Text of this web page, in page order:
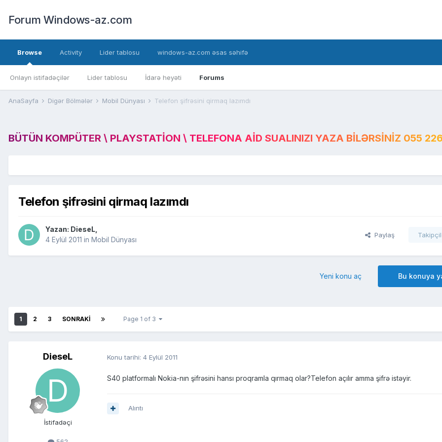
Forum Windows-az.com
Browse
Onlayn istifadəçilər Lider tablosu İdarə heyəti Forums
Activity Lider tablosu windows-az.com əsas səhifə
AnaSayfa Digər Bölmələr Mobil Dünyası Telefon şifrəsini qirmaq lazımdı
BÜTÜN KOMPÜTER \ PLAYSTATION \ TELEFONA AID SUALINIZI YAZA BILƏRSINIZ 055
Telefon şifrəsini qirmaq lazımdı
Yazan: DieseL
4 Eylül 2011 in Mobil Dünyası
Paylaş
Bu konuya
Yeni konu aç
1 2 3 SONRAKI Page 1 of 3
DieseL
İstifadəçi
Konu tarihi: 4 Eylül 2011
S40 platformalı Nokia-nın şifrəsini hansı proqramla qırmaq olar?Telefon açılır amma şifrə istəyir.
Alıntı